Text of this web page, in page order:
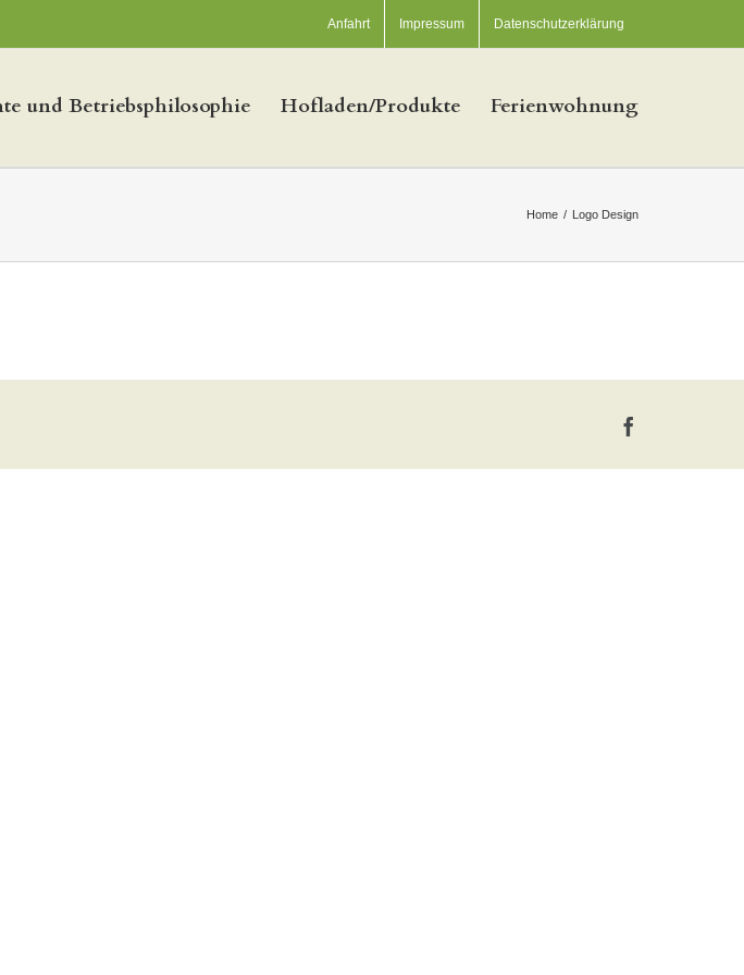
Anfahrt Impressum Datenschutzerklärung
und Betriebsphilosophie Hofladen/Produkte Ferienwohnung
Home / Logo Design